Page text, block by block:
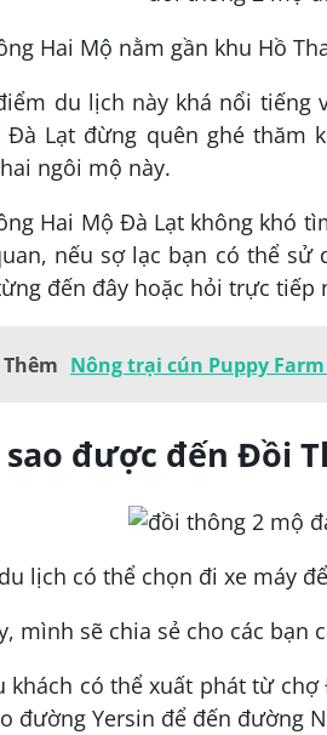
Hai Mộ nằm gần khu Hồ
du lịch này khá nổi tiếng
Đà Lạt đừng quên ghé thăm
ngôi mộ này.
Hai Mộ Đà Lạt không khó
nếu sợ lạc bạn có thể
đến đây hoặc hỏi trực tiếp
Nông trại cún Puppy
sao được đến Đồi
lịch có thể chọn đi xe máy
mình sẽ chia sẻ cho các
khách có thể xuất phát từ
đường Yersin để đến đường